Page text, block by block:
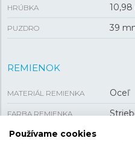
HRÚBKA
PUZDRO 39
REMIENOK
MATERIÁL REMIENKA Oceľ
FARBA REMIENKA
ROZTEČ
Používame cookies